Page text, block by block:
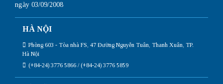
ngày 03/09/2008
HÀ NỘI
Phòng 603 - Tòa nhà FS, 47 Đường Nguyễn Tuân, Thanh Xuân, TP.
Hà Nội
(+84-24) 3776 5866 / (+84-24) 3776 5859